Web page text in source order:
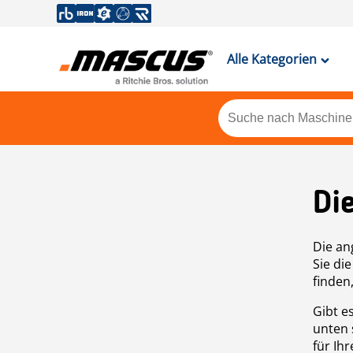
Alle Kategorien
Die
Sie
Gibt
unten
für